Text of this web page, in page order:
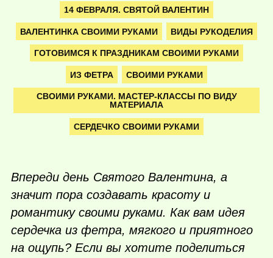
14 ФЕВРАЛЯ. СВЯТОЙ ВАЛЕНТИН
ВАЛЕНТИНКА СВОИМИ РУКАМИ ВИДЫ РУКОДЕЛИЯ
ГОТОВИМСЯ К ПРАЗДНИКАМ СВОИМИ РУКАМИ
ИЗ ФЕТРА СВОИМИ РУКАМИ
СВОИМИ РУКАМИ. МАСТЕР-КЛАССЫ ПО ВИДУ
МАТЕРИАЛА
СЕРДЕЧКО СВОИМИ РУКАМИ
Впереди день Святого Валентина, а
значит пора создавать красоту и
романтику своими руками. Как вам идея
сердечка из фетра, мягкого и приятного
на ощупь? Если вы хотите поделиться